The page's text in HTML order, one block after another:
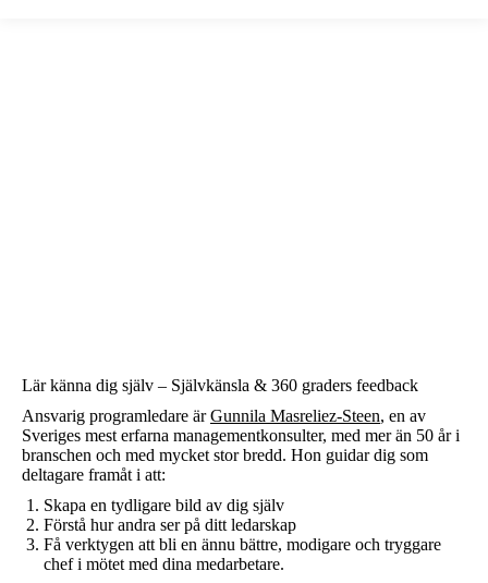
Lär känna dig själv – Självkänsla & 360 graders feedback
Ansvarig programledare ärGunnila Masreliez-Steen, en av
Sveriges mest erfarna managementkonsulter, med mer än 50 år i
branschen och med mycket stor bredd. Hon guidar dig som
deltagare framåt i att:
Skapa en tydligare bild av dig själv
Förstå hur andra ser på ditt ledarskap
Få verktygen att bli en ännu bättre, modigare och tryggare
chef i mötet med dina medarbetare.